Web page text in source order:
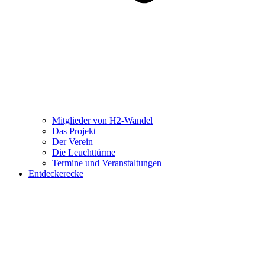
Mitglieder von H2-Wandel
Das Projekt
Der Verein
Die Leuchttürme
Termine und Veranstaltungen
Entdeckerecke